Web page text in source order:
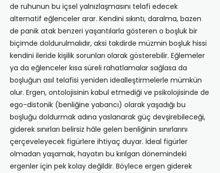
de ruhunun bu içsel yalnızlaşmasını telafi edecek
alternatif eğlenceler arar. Kendini sıkıntı, daralma, bazen
de panik atak benzeri yaşantılarla gösteren o boşluk bir
biçimde doldurulmalıdır, aksi takdirde müzmin boşluk hissi
kendini ileride kişilik sorunları olarak gösterebilir. Eğlemeler
ya da eğlenceler kısa süreli rahatlamalar sağlasa da
boşluğun asıl telafisi yeniden idealleştirmelerle mümkün
olur. Ergen, ontolojisinin kabul etmediği ve psikolojisinde de
ego-distonik (benliğine yabancı) olarak yaşadığı bu
boşluğu doldurmak adına yaslanarak güç devşirebileceği,
giderek sınırları belirsiz hâle gelen benliğinin sınırlarını
çerçeveleyecek figürlere ihtiyaç duyar. İdeal figürler
olmadan yaşamak, hayatın bu kırılgan dönemindeki
ergenler için pek kolay değildir. Böylece ergen giderek